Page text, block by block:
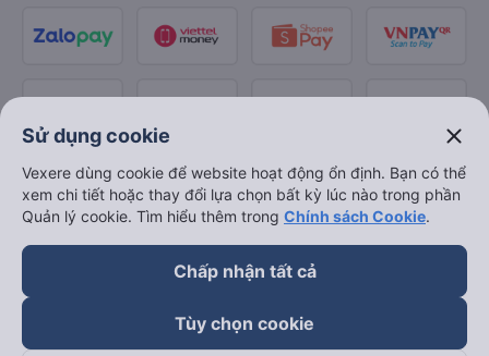
Sử dụng cookie close
Vexere dùng cookie để website hoạt động ổn định. Bạn có thể
xem chi tiết hoặc thay đổi lựa chọn bất kỳ lúc nào trong phần
Quản lý cookie. Tìm hiểu thêm trong Chính sách Cookie.
Chấp nhận tất cả
Tùy chọn cookie